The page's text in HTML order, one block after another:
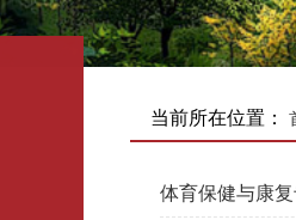
当前所在位置：
体育保健与康